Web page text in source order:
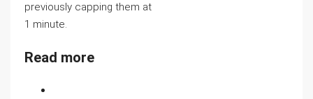
previously capping them at
1 minute.
Read more